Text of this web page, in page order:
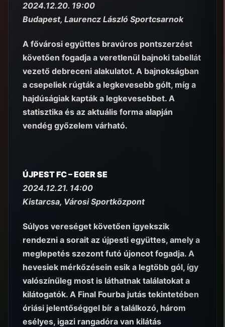
2024.12.20. 19:00
Budapest, Laurencz László Sportcsarnok
A fővárosi együttes bravúros pontszerzést
követően fogadja a veretlenül bajnoki tabellát
vezető debreceni alakulatot. A bajnokságban
a csepeliek rúgták a legkevesebb gólt, míg a
hajdúságiak kapták a legkevesebbet. A
statisztika és az aktuális forma alapján
vendég győzelem várható.
ÚJPEST FC – EGER SE
2024.12.21. 14:00
Kistarcsa, Városi Sportközpont
Súlyos vereséget követően igyekszik
rendezni a sorait az újpesti együttes, amely a
meglepetés szezont futó újoncot fogadja. A
hevesiek mérkőzésein esik a legtöbb gól, így
valószínűleg most is láthatnak találatokat a
kilátogatók. A Final Fourba jutás tekintetében
óriási jelentőséggel bír a találkozó, három
esélyes, igazi rangadóra van kilátás